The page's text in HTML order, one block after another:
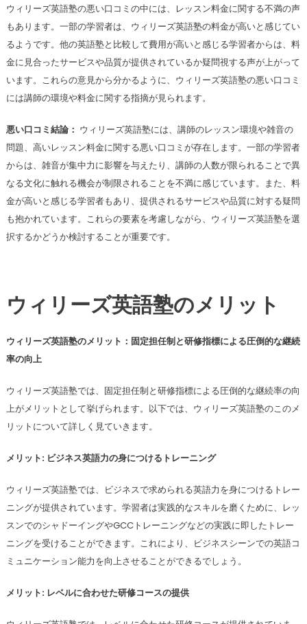
ウィリーズ英語塾の悪い口コミの中には、レッスン料金に関する不満の声
もあります。一部の学習者は、ウィリーズ英語塾の料金が高いと感じてい
るようです。他の英語塾と比較して費用が高いと感じる学習者からは、料
金に見合ったサービスや品質が提供されているか疑問視する声が上がって
います。これらの意見から分かるように、ウィリーズ英語塾の悪い口コミ
には講師の環境や料金に関する指摘が見られます。
悪い口コミ結論： ウィリーズ英語塾には、講師のレッスン環境や雑音の
問題、高いレッスン料金に関する悪い口コミが存在します。一部の学習者
からは、雑音が集中力に影響を与えたり、講師の人数が限られることで異
なる文化に触れる機会が制限されることを不満に感じています。また、料
金が高いと感じる学習者もあり、提供されるサービスや品質に対する疑問
も抱かれています。これらの要素を考慮しながら、ウィリーズ英語塾を選
択するかどうか検討することが重要です。
ウィリーズ英語塾のメリット
ウィリーズ英語塾のメリット：固定担任制と研修指標による圧倒的な継続
率の向上
ウィリーズ英語塾では、固定担任制と研修指標による圧倒的な継続率の向
上がメリットとして挙げられます。以下では、ウィリーズ英語塾のこのメ
リットについて詳しく見ていきます。
メリット: ビジネス英語力の身につけるトレーニング
ウィリーズ英語塾では、ビジネスで求められる英語力を身につけるトレー
ニングが提供されています。学習者は実践的なスキルを磨くために、レッ
スンでのシャドーイングやGCCトレーニングなどの実践に即したトレー
ニングを受けることができます。これにより、ビジネスシーンでの英語コ
ミュニケーション能力を向上させることができるでしょう。
メリット: レベルに合わせた研修コースの提供